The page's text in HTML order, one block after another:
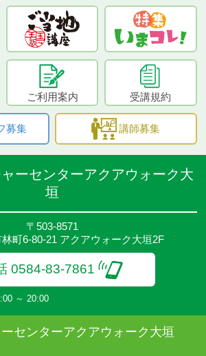
ご利用案内 受講規約
募集 講師募集
ーセンターアクアウォーク大
垣
〒503-8571
町6-80-21 アクアウォーク大垣2F
0584-83-7861
～ 20:00
センターアクアウォーク大垣